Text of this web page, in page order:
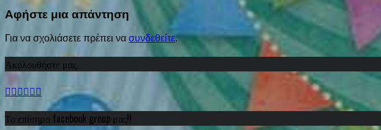
Share
Αφήστε μια απάντηση
Για να σχολιάσετε πρέπει να συνδεθείτε.
Ακολουθήστε μας
Το επίσημο facebook group μας!!